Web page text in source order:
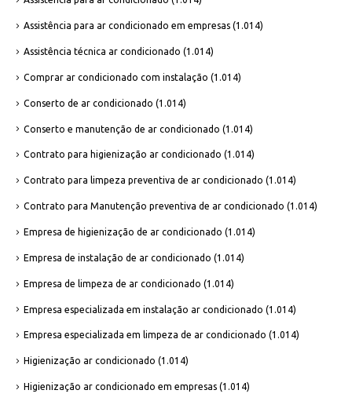
Assistência para ar condicionado em empresas (1.014)
Assistência técnica ar condicionado (1.014)
Comprar ar condicionado com instalação (1.014)
Conserto de ar condicionado (1.014)
Conserto e manutenção de ar condicionado (1.014)
Contrato para higienização ar condicionado (1.014)
Contrato para limpeza preventiva de ar condicionado (1.014)
Contrato para Manutenção preventiva de ar condicionado (1.014)
Empresa de higienização de ar condicionado (1.014)
Empresa de instalação de ar condicionado (1.014)
Empresa de limpeza de ar condicionado (1.014)
Empresa especializada em instalação ar condicionado (1.014)
Empresa especializada em limpeza de ar condicionado (1.014)
Higienização ar condicionado (1.014)
Higienização ar condicionado em empresas (1.014)